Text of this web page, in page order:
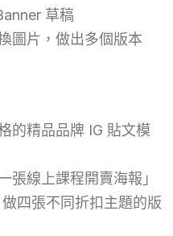
草稿
圖片，做出多個版本
的精品品牌 IG 貼文模
張線上課程開賣海報」
做四張不同折扣主題的版